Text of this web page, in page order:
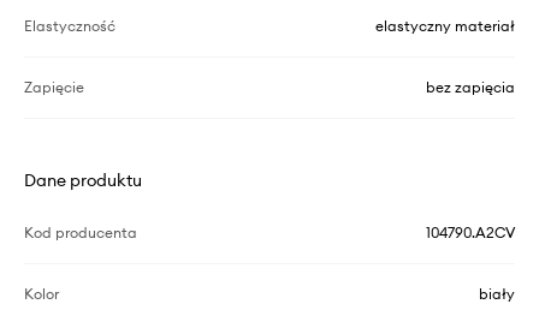
Elastyczność elastyczny materiał
Zapięcie bez zapięcia
Dane produktu
Kod producenta 104790.A2CV
Kolor biały